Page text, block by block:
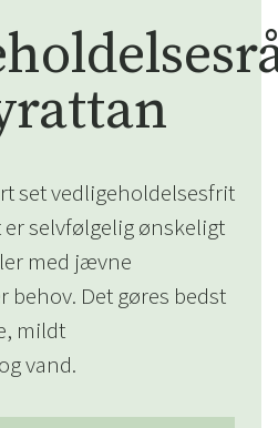
set vedligeholdelsesfrit
selvfølgelig ønskeligt
med jævne
behov. Det gøres bedst
mildt
vand.